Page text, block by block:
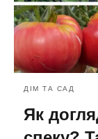
ДІМ ТА САД
Як